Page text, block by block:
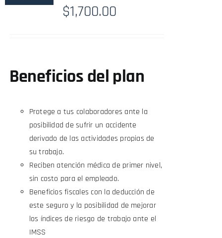
$1,700.00
Beneficios del plan
Protege a tus colaboradores ante la
posibilidad de sufrir un accidente
derivado de las actividades propias de
su trabajo.
Reciben atención médica de primer nivel,
sin costo para el empleado.
Beneficios fiscales con la deducción de
este seguro y la posibilidad de mejorar
los índices de riesgo de trabajo ante el
IMSS